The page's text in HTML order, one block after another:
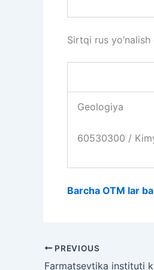
Sirtqi rus yo’nalish
Geologiya
60530300 /
Barcha OTM lar
PREVIOUS